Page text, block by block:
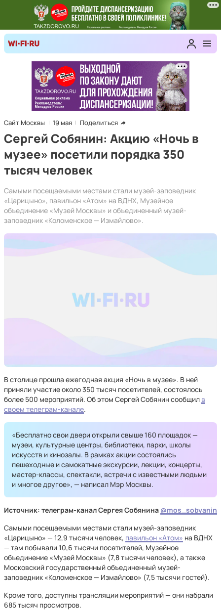
Сайт Москвы 19 мая Поделиться
Сергей Собянин: Акцию «Ночь в
музее» посетили порядка 350
тысяч человек
Самыми посещаемыми местами стали музей-заповедник
«Царицыно», павильон «Атом» на ВДНХ, Музейное
объединение «Музей Москвы» и объединенный музей-
заповедник «Коломенское — Измайлово».
В столице прошла ежегодная акция «Ночь в музее». В ней
приняли участие около 350 тысяч посетителей, состоялось
более 500 мероприятий. Об этом Сергей Собянин сообщил в
своем телеграм-канале.
«Бесплатно свои двери открыли свыше 160 площадок —
музеи, культурные центры, библиотеки, парки, школы
искусств и кинозалы. В рамках акции состоялись
пешеходные и самокатные экскурсии, лекции, концерты,
мастер-классы, спектакли, встречи с известными людьми
и многое другое», — написал Мэр Москвы.
Источник: телеграм-канал Сергея Собянина @mos_sobyanin
Самыми посещаемыми местами стали музей-заповедник
«Царицыно» — 12,9 тысячи человек, павильон «Атом» на ВДНХ
— там побывали 10,6 тысячи посетителей, Музейное
объединение «Музей Москвы» (7,8 тысячи человек), а также
Московский государственный объединенный музей-
заповедник «Коломенское — Измайлово» (7,5 тысячи гостей).
Кроме того, доступны трансляции мероприятий — они набрали
685 тысяч просмотров.